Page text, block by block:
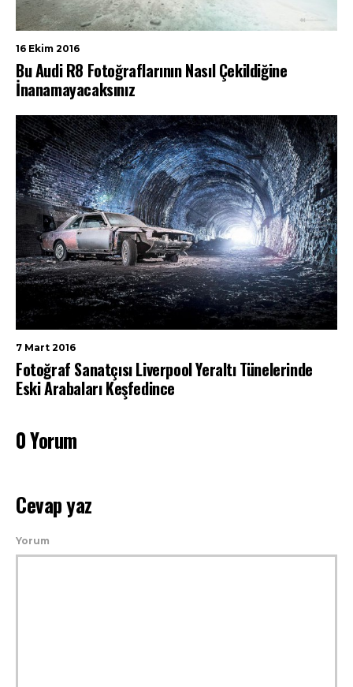
16 Ekim 2016
Bu Audi R8 Fotoğraflarının Nasıl Çekildiğine
İnanamayacaksınız
7 Mart 2016
Fotoğraf Sanatçısı Liverpool Yeraltı Tünelerinde
Eski Arabaları Keşfedince
0 Yorum
Cevap yaz
Yorum